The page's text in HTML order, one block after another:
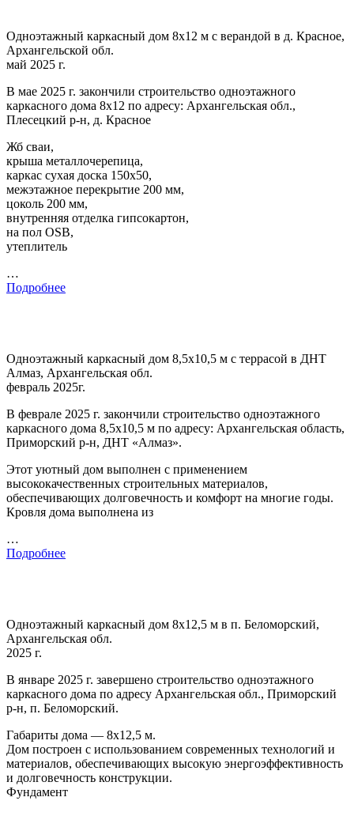
Одноэтажный каркасный дом 8х12 м с верандой в д. Красное,
Архангельской обл.
май 2025 г.
В мае 2025 г. закончили строительство одноэтажного
каркасного дома 8х12 по адресу: Архангельская обл.,
Плесецкий р-н, д. Красное
Жб сваи,
крыша металлочерепица,
каркас сухая доска 150х50,
межэтажное перекрытие 200 мм,
цоколь 200 мм,
внутренняя отделка гипсокартон,
на пол OSB,
утеплитель
…
Подробнее
Одноэтажный каркасный дом 8,5х10,5 м с террасой в ДНТ
Алмаз, Архангельская обл.
февраль 2025г.
В феврале 2025 г. закончили строительство одноэтажного
каркасного дома 8,5х10,5 м по адресу: Архангельская область,
Приморский р-н, ДНТ «Алмаз».
Этот уютный дом выполнен с применением
высококачественных строительных материалов,
обеспечивающих долговечность и комфорт на многие годы.
Кровля дома выполнена из
…
Подробнее
Одноэтажный каркасный дом 8х12,5 м в п. Беломорский,
Архангельская обл.
2025 г.
В январе 2025 г. завершено строительство одноэтажного
каркасного дома по адресу Архангельская обл., Приморский
р-н, п. Беломорский.
Габариты дома — 8х12,5 м.
Дом построен с использованием современных технологий и
материалов, обеспечивающих высокую энергоэффективность
и долговечность конструкции.
Фундамент